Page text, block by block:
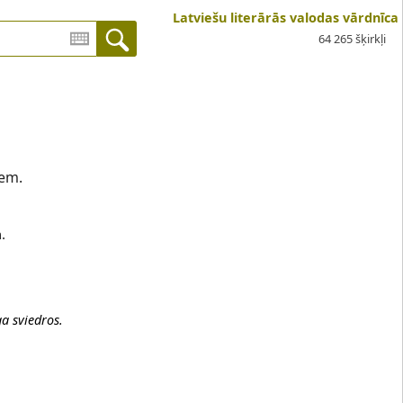
Latviešu literārās valodas vārdnīca
64 265 šķirkļi
sviedros.